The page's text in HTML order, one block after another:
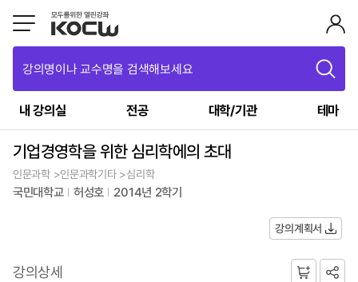
강의명이나 교수명을 검색해보세요
내 강의실 전공 대학/기관 테마
기업경영학을 위한 심리학에의 초대
인문과학 >인문과학기타 >심리학
국민대학교 허성호 2014년 2학기
강의계획서
강의상세